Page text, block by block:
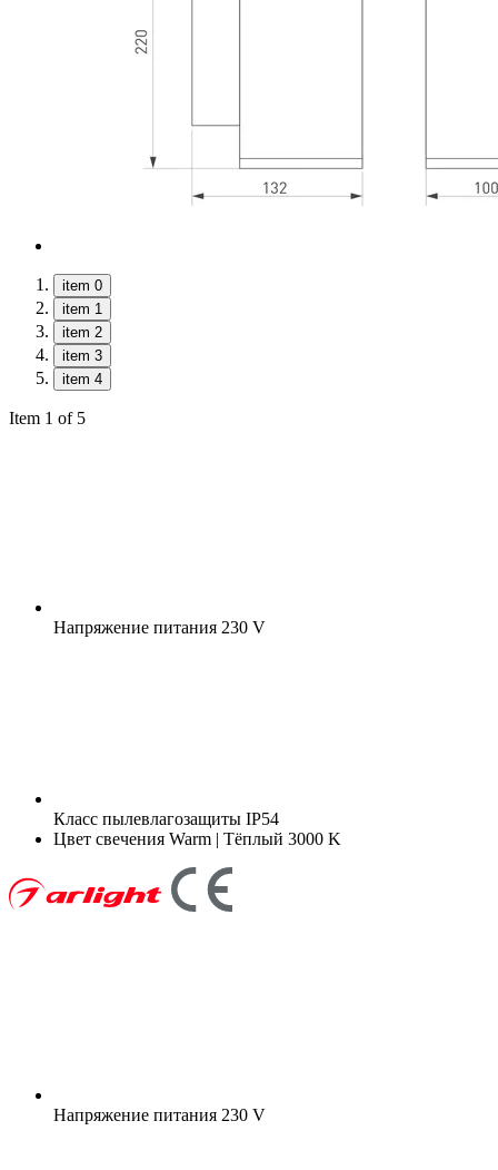
item 0
item 1
item 2
item 3
item 4
Item 1 of 5
Напряжение питания 230 V
Класс пылевлагозащиты IP54
Цвет свечения Warm | Тёплый 3000 K
Напряжение питания 230 V